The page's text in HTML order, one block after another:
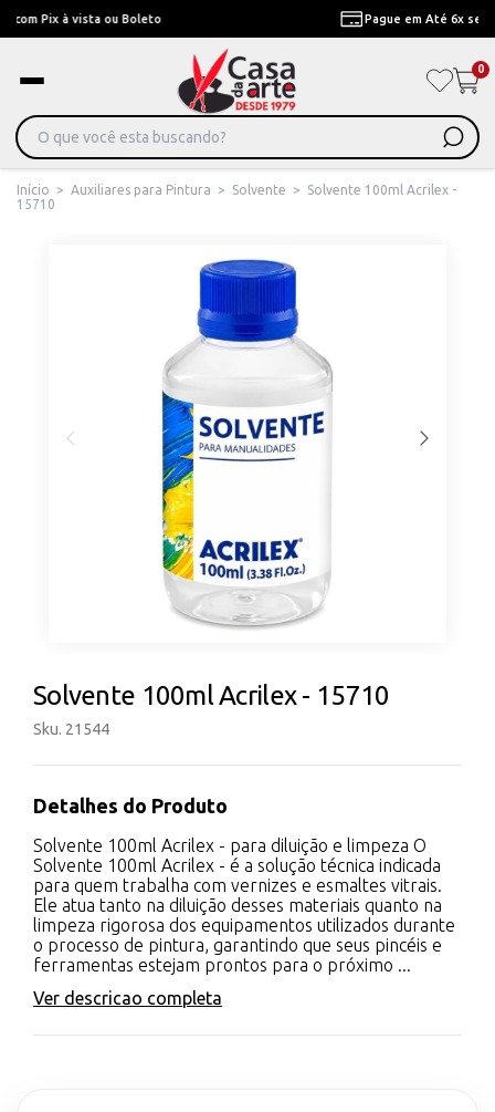
Pague em Até 6x sem juros ou ate 12x com juros
0
Início > Auxiliares para Pintura > Solvente >
Solvente 100ml Acrilex -
15710
Solvente 100ml Acrilex - 15710
Sku. 21544
Detalhes do Produto
Solvente 100ml Acrilex - para diluição e limpeza O
Solvente 100ml Acrilex - é a solução técnica indicada
para quem trabalha com vernizes e esmaltes vitrais.
Ele atua tanto na diluição desses materiais quanto na
limpeza rigorosa dos equipamentos utilizados durante
o processo de pintura, garantindo que seus pincéis e
ferramentas estejam prontos para o próximo ...
Ver descricao completa